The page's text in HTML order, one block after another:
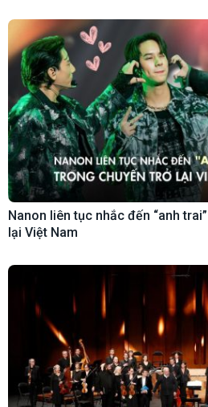
Nanon liên tục nhắc đến “anh
lại Việt Nam